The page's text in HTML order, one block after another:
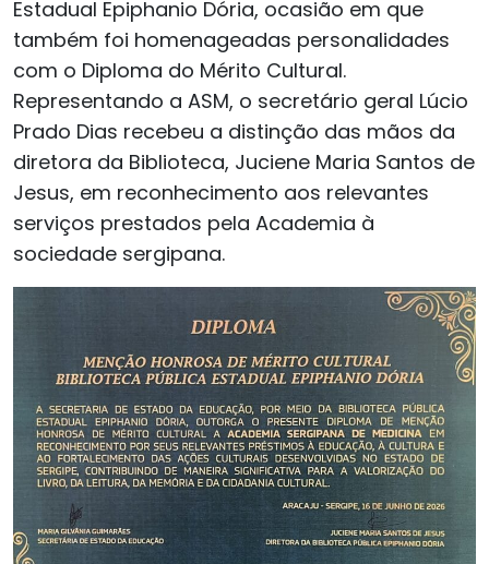
Estadual Epiphanio Dória, ocasião em que
também foi homenageadas personalidades
com o Diploma do Mérito Cultural.
Representando a ASM, o secretário geral Lúcio
Prado Dias recebeu a distinção das mãos da
diretora da Biblioteca, Juciene Maria Santos de
Jesus, em reconhecimento aos relevantes
serviços prestados pela Academia à
sociedade sergipana.